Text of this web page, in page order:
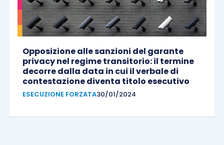
Opposizione alle sanzioni del garante
privacy nel regime transitorio: il termine
decorre dalla data in cui il verbale di
contestazione diventa titolo esecutivo
ESECUZIONE FORZATA30/01/2024